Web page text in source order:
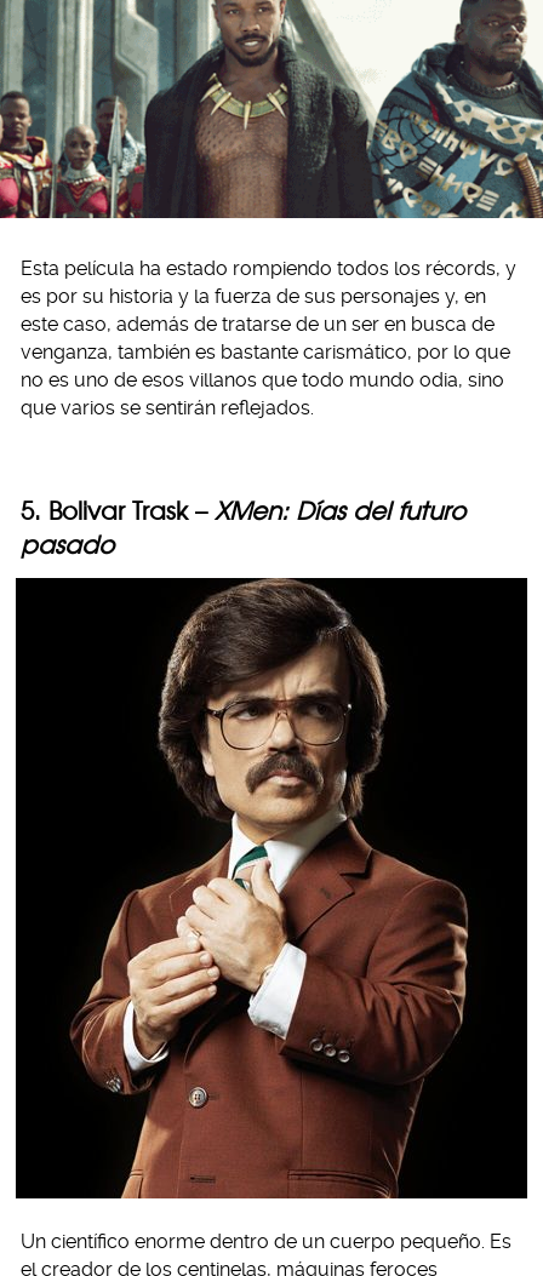
Esta película ha estado rompiendo todos los récords, y
es por su historia y la fuerza de sus personajes y, en
este caso, además de tratarse de un ser en busca de
venganza, también es bastante carismático, por lo que
no es uno de esos villanos que todo mundo odia, sino
que varios se sentirán reflejados.
5. Bolivar Trask – XMen: Días del futuro
pasado
Un científico enorme dentro de un cuerpo pequeño. Es
el creador de los centinelas, máquinas feroces